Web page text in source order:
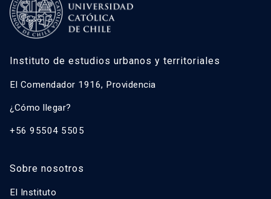
Instituto de estudios urbanos y territoriales
El Comendador 1916, Providencia
¿Cómo llegar?
+56 95504 5505
Sobre nosotros
El Instituto